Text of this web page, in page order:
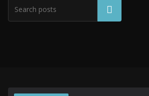
Suchen